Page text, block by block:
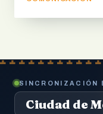
SINCRONIZACIÓN